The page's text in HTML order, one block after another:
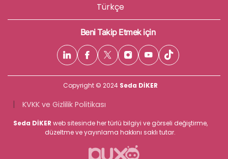
Türkçe
Beni Takip Etmek için
Copyright © 2024 Seda DİKER
| KVKK ve Gizlilik Politikası
Seda DİKER web sitesinde her türlü bilgiyi ve görseli değiştirme,
düzeltme ve yayınlama hakkını saklı tutar.